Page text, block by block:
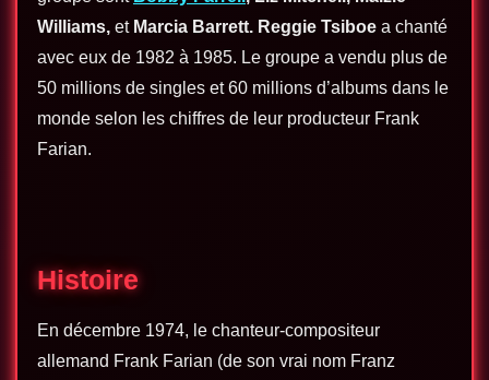
Williams, et Marcia Barrett. Reggie Tsiboe a chanté
avec eux de 1982 à 1985. Le groupe a vendu plus de
50 millions de singles et 60 millions d’albums dans le
monde selon les chiffres de leur producteur Frank
Farian.
Histoire
En décembre 1974, le chanteur-compositeur
allemand Frank Farian (de son vrai nom Franz